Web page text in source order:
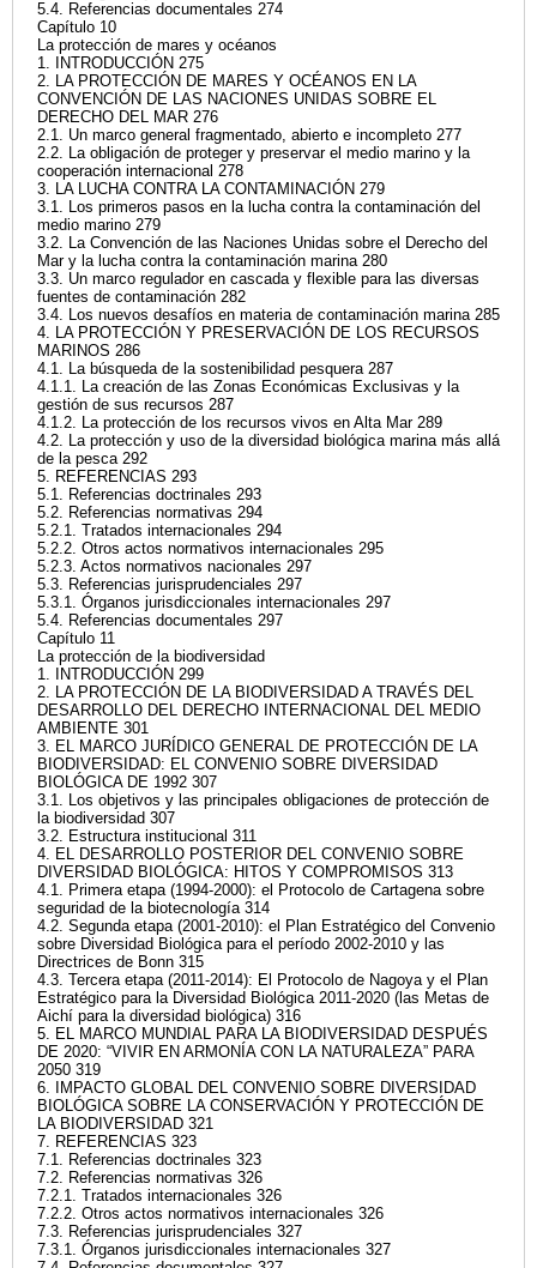
5.4. Referencias documentales 274
Capítulo 10
La protección de mares y océanos
1. INTRODUCCIÓN 275
2. LA PROTECCIÓN DE MARES Y OCÉANOS EN LA
CONVENCIÓN DE LAS NACIONES UNIDAS SOBRE EL
DERECHO DEL MAR 276
2.1. Un marco general fragmentado, abierto e incompleto 277
2.2. La obligación de proteger y preservar el medio marino y la
cooperación internacional 278
3. LA LUCHA CONTRA LA CONTAMINACIÓN 279
3.1. Los primeros pasos en la lucha contra la contaminación del
medio marino 279
3.2. La Convención de las Naciones Unidas sobre el Derecho del
Mar y la lucha contra la contaminación marina 280
3.3. Un marco regulador en cascada y flexible para las diversas
fuentes de contaminación 282
3.4. Los nuevos desafíos en materia de contaminación marina 285
4. LA PROTECCIÓN Y PRESERVACIÓN DE LOS RECURSOS
MARINOS 286
4.1. La búsqueda de la sostenibilidad pesquera 287
4.1.1. La creación de las Zonas Económicas Exclusivas y la
gestión de sus recursos 287
4.1.2. La protección de los recursos vivos en Alta Mar 289
4.2. La protección y uso de la diversidad biológica marina más allá
de la pesca 292
5. REFERENCIAS 293
5.1. Referencias doctrinales 293
5.2. Referencias normativas 294
5.2.1. Tratados internacionales 294
5.2.2. Otros actos normativos internacionales 295
5.2.3. Actos normativos nacionales 297
5.3. Referencias jurisprudenciales 297
5.3.1. Órganos jurisdiccionales internacionales 297
5.4. Referencias documentales 297
Capítulo 11
La protección de la biodiversidad
1. INTRODUCCIÓN 299
2. LA PROTECCIÓN DE LA BIODIVERSIDAD A TRAVÉS DEL
DESARROLLO DEL DERECHO INTERNACIONAL DEL MEDIO
AMBIENTE 301
3. EL MARCO JURÍDICO GENERAL DE PROTECCIÓN DE LA
BIODIVERSIDAD: EL CONVENIO SOBRE DIVERSIDAD
BIOLÓGICA DE 1992 307
3.1. Los objetivos y las principales obligaciones de protección de
la biodiversidad 307
3.2. Estructura institucional 311
4. EL DESARROLLO POSTERIOR DEL CONVENIO SOBRE
DIVERSIDAD BIOLÓGICA: HITOS Y COMPROMISOS 313
4.1. Primera etapa (1994-2000): el Protocolo de Cartagena sobre
seguridad de la biotecnología 314
4.2. Segunda etapa (2001-2010): el Plan Estratégico del Convenio
sobre Diversidad Biológica para el período 2002-2010 y las
Directrices de Bonn 315
4.3. Tercera etapa (2011-2014): El Protocolo de Nagoya y el Plan
Estratégico para la Diversidad Biológica 2011-2020 (las Metas de
Aichí para la diversidad biológica) 316
5. EL MARCO MUNDIAL PARA LA BIODIVERSIDAD DESPUÉS
DE 2020: “VIVIR EN ARMONÍA CON LA NATURALEZA” PARA
2050 319
6. IMPACTO GLOBAL DEL CONVENIO SOBRE DIVERSIDAD
BIOLÓGICA SOBRE LA CONSERVACIÓN Y PROTECCIÓN DE
LA BIODIVERSIDAD 321
7. REFERENCIAS 323
7.1. Referencias doctrinales 323
7.2. Referencias normativas 326
7.2.1. Tratados internacionales 326
7.2.2. Otros actos normativos internacionales 326
7.3. Referencias jurisprudenciales 327
7.3.1. Órganos jurisdiccionales internacionales 327